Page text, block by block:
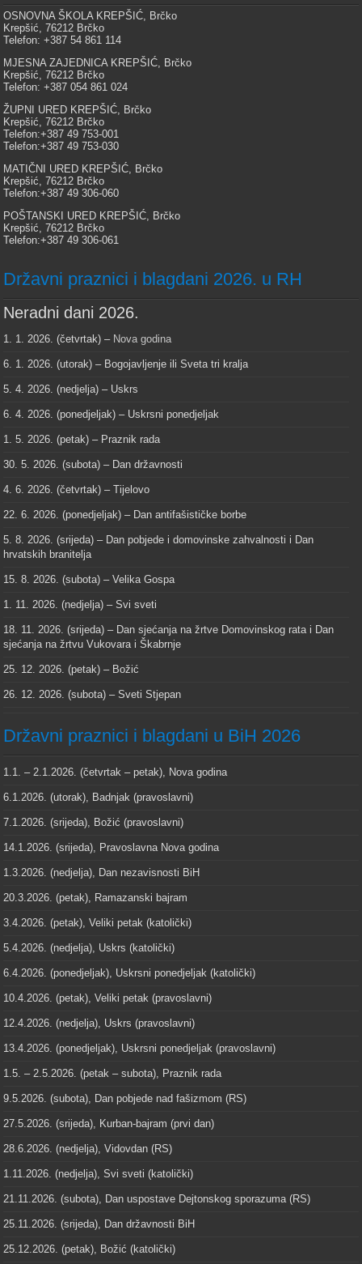
OSNOVNA ŠKOLA KREPŠIĆ, Brčko
Krepšić, 76212 Brčko
Telefon: +387 54 861 114
MJESNA ZAJEDNICA KREPŠIĆ, Brčko
Krepšić, 76212 Brčko
Telefon: +387 054 861 024
ŽUPNI URED KREPŠIĆ, Brčko
Krepšić, 76212 Brčko
Telefon:+387 49 753-001
Telefon:+387 49 753-030
MATIČNI URED KREPŠIĆ, Brčko
Krepšić, 76212 Brčko
Telefon:+387 49 306-060
POŠTANSKI URED KREPŠIĆ, Brčko
Krepšić, 76212 Brčko
Telefon:+387 49 306-061
Državni praznici i blagdani 2026. u RH
Neradni dani 2026.
1. 1. 2026. (četvrtak) – Nova godina
6. 1. 2026. (utorak) – Bogojavljenje ili Sveta tri kralja
5. 4. 2026. (nedjelja) – Uskrs
6. 4. 2026. (ponedjeljak) – Uskrsni ponedjeljak
1. 5. 2026. (petak) – Praznik rada
30. 5. 2026. (subota) – Dan državnosti
4. 6. 2026. (četvrtak) – Tijelovo
22. 6. 2026. (ponedjeljak) – Dan antifašističke borbe
5. 8. 2026. (srijeda) – Dan pobjede i domovinske zahvalnosti i Dan
hrvatskih branitelja
15. 8. 2026. (subota) – Velika Gospa
1. 11. 2026. (nedjelja) – Svi sveti
18. 11. 2026. (srijeda) – Dan sjećanja na žrtve Domovinskog rata i Dan
sjećanja na žrtvu Vukovara i Škabrnje
25. 12. 2026. (petak) – Božić
26. 12. 2026. (subota) – Sveti Stjepan
Državni praznici i blagdani u BiH 2026
1.1. – 2.1.2026. (četvrtak – petak), Nova godina
6.1.2026. (utorak), Badnjak (pravoslavni)
7.1.2026. (srijeda), Božić (pravoslavni)
14.1.2026. (srijeda), Pravoslavna Nova godina
1.3.2026. (nedjelja), Dan nezavisnosti BiH
20.3.2026. (petak), Ramazanski bajram
3.4.2026. (petak), Veliki petak (katolički)
5.4.2026. (nedjelja), Uskrs (katolički)
6.4.2026. (ponedjeljak), Uskrsni ponedjeljak (katolički)
10.4.2026. (petak), Veliki petak (pravoslavni)
12.4.2026. (nedjelja), Uskrs (pravoslavni)
13.4.2026. (ponedjeljak), Uskrsni ponedjeljak (pravoslavni)
1.5. – 2.5.2026. (petak – subota), Praznik rada
9.5.2026. (subota), Dan pobjede nad fašizmom (RS)
27.5.2026. (srijeda), Kurban-bajram (prvi dan)
28.6.2026. (nedjelja), Vidovdan (RS)
1.11.2026. (nedjelja), Svi sveti (katolički)
21.11.2026. (subota), Dan uspostave Dejtonskog sporazuma (RS)
25.11.2026. (srijeda), Dan državnosti BiH
25.12.2026. (petak), Božić (katolički)